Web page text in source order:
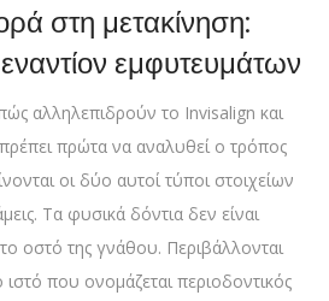
στη μετακίνηση:
εμφυτευμάτων
αλληλεπιδρούν το Invisalign και
πρώτα να αναλυθεί ο τρόπος
οι δύο αυτοί τύποι στοιχείων
Τα φυσικά δόντια δεν είναι
οστό της γνάθου. Περιβάλλονται
που ονομάζεται περιοδοντικός